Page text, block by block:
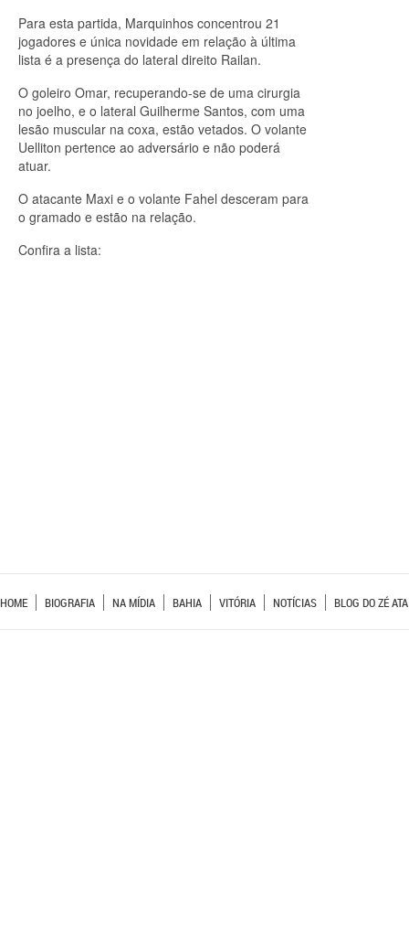
Para esta partida, Marquinhos concentrou 21
jogadores e única novidade em relação à última
lista é a presença do lateral direito Railan.
O goleiro Omar, recuperando-se de uma cirurgia
no joelho, e o lateral Guilherme Santos, com uma
lesão muscular na coxa, estão vetados. O volante
Uelliton pertence ao adversário e não poderá
atuar.
O atacante Maxi e o volante Fahel desceram para
o gramado e estão na relação.
Confira a lista:
HOME BIOGRAFIA NA MÍDIA BAHIA VITÓRIA NOTÍCIAS BLOG DO ZÉ